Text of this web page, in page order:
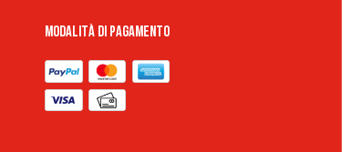
Modalità di pagamento